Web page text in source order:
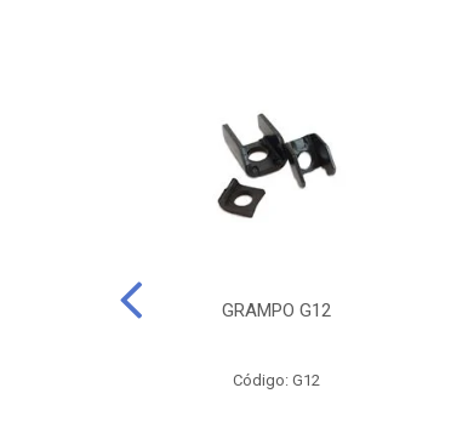
GRAMPO G12
Código: G12